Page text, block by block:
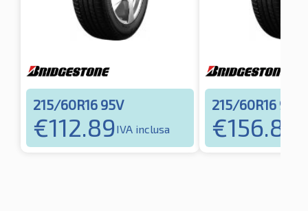
215/60R16 95V
€112.89IVA inclusa
215/60R16 95V
€156.82